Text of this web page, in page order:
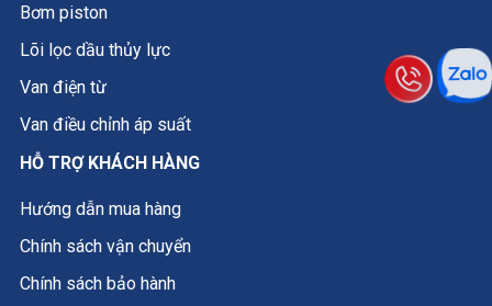
Bơm piston
Lõi lọc dầu thủy lực
Van điện từ
Van điều chỉnh áp suất
HỖ TRỢ KHÁCH HÀNG
Hướng dẫn mua hàng
Chính sách vận chuyển
Chính sách bảo hành